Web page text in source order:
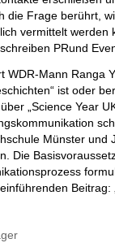
die Frage berührt,
vermittelt werden
PRund
WDR-Mann Ranga
ist oder
„Science Year
Münster und
Die
Beitrag: